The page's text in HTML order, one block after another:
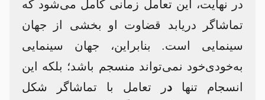
در نهایت، این تعامل زمانی کامل می‌شود که
تماشاگر دریابد قضاوت او بخشی از جهان
سینمایی است. بنابراین، جهان سینمایی
به‌خودی‌خود نمی‌تواند منسجم باشد؛ بلکه این
انسجام تنها در تعامل با تماشاگر شکل